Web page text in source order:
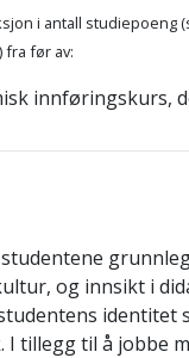
i antall studiepoeng
før av:
innføringskurs,
og innsikt i
I tillegg til å jobbe